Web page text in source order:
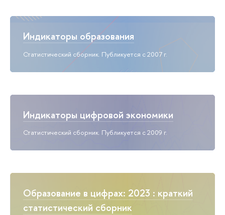
Индикаторы образования
Статистический сборник. Публикуется с 2007 г.
Индикаторы цифровой экономики
Статистический сборник. Публикуется с 2009 г.
Образование в цифрах: 2023 : краткий
статистический сборник